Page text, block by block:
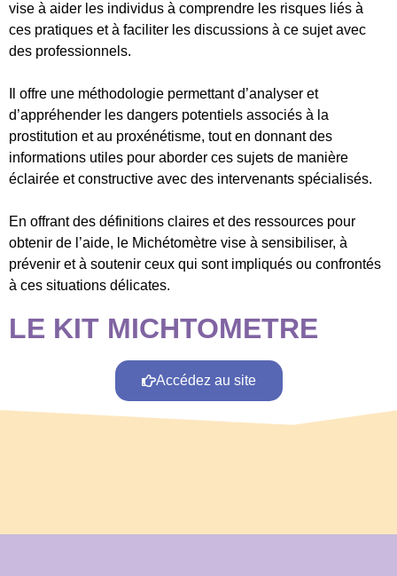
vise à aider les individus à comprendre les risques liés à
ces pratiques et à faciliter les discussions à ce sujet avec
des professionnels.
Il offre une méthodologie permettant d’analyser et
d’appréhender les dangers potentiels associés à la
prostitution et au proxénétisme, tout en donnant des
informations utiles pour aborder ces sujets de manière
éclairée et constructive avec des intervenants spécialisés.
En offrant des définitions claires et des ressources pour
obtenir de l’aide, le Michétomètre vise à sensibiliser, à
prévenir et à soutenir ceux qui sont impliqués ou confrontés
à ces situations délicates.
LE KIT MICHTOMETRE
Accédez au site